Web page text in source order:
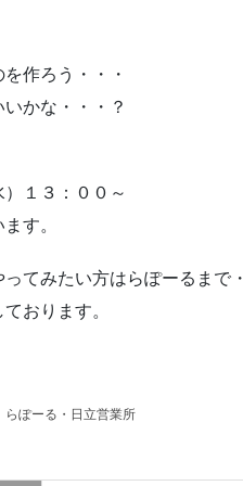
作ろう・・・
かな・・・？
）１３：００～
す。
ってみたい方はらぽーるまで
おります。
らぽーる・日立営業所